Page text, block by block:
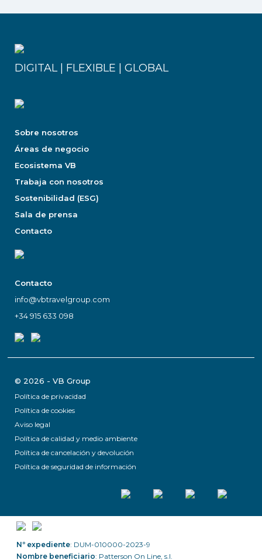
DIGITAL | FLEXIBLE | GLOBAL
Sobre nosotros
Áreas de negocio
Ecosistema VB
Trabaja con nosotros
Sostenibilidad (ESG)
Sala de prensa
Contacto
Contacto
info@vbtravelgroup.com
+34 915 633 098
© 2026 - VB Group
Política de privacidad
Política de cookies
Aviso legal
Política de calidad y medio ambiente
Política de cancelación y devolución
Política de seguridad de información
Nº expediente: DUM-010000-2023-9
Nombre beneficiario: Patterson On Line, s.l.